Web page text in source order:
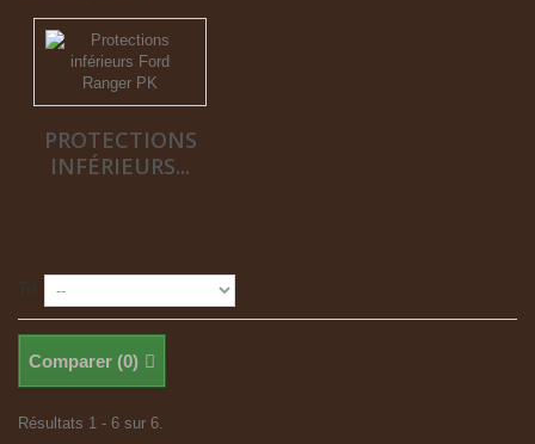
PROTECTIONS
INFÉRIEURS...
Comparer (0)
Résultats 1 - 6 sur 6.